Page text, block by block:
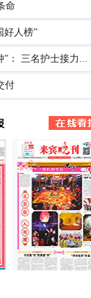
命
好人榜”
”： 三名护士接力...
付